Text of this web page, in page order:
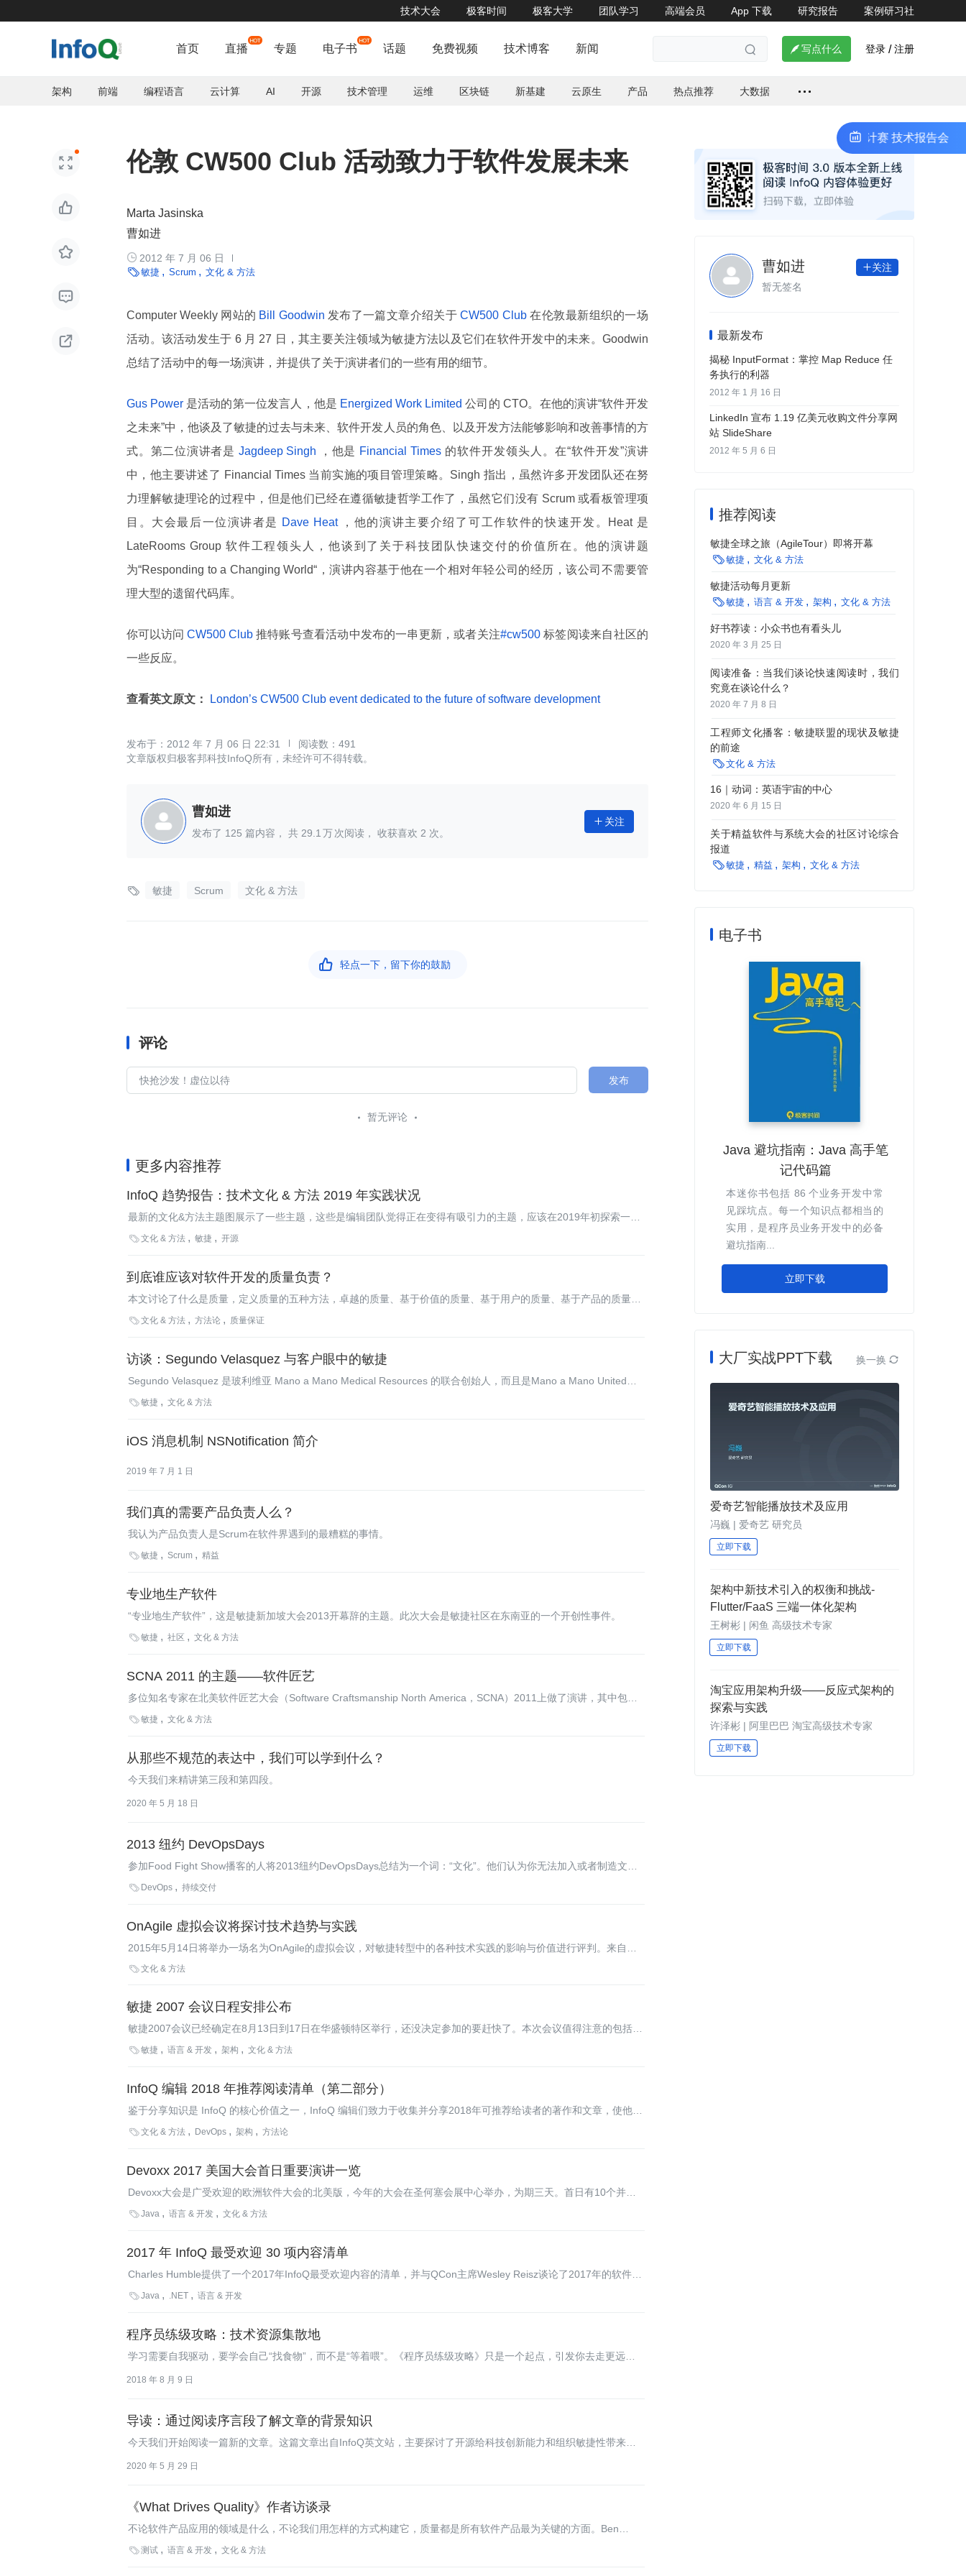
技术大会 极客时间 极客大学 团队学习 高端会员 App 下载 研究报告 案例研习社
首页 直播 专题 电子书 话题 免费视频 技术博客 新闻   写点什么 登录 / 注册
架构 前端 编程语言 云计算 AI 开源 技术管理 运维 区块链 新基建 云原生 产品 热点推荐 大数据





伦敦 CW500 Club 活动致力于软件发展未来
Marta Jasinska
曹如进
 2012 年 7 月 06 日
敏捷 Scrum 文化 & 方法
Computer Weekly 网站的 Bill Goodwin 发布了一篇文章介绍关于 CW500 Club 在伦敦最新组织的一场
活动。该活动发生于 6 月 27 日，其主要关注领域为敏捷方法以及它们在软件开发中的未来。Goodwin
总结了活动中的每一场演讲，并提供了关于演讲者们的一些有用的细节。
Gus Power 是活动的第一位发言人，他是 Energized Work Limited 公司的 CTO。在他的演讲“软件开发
之未来”中，他谈及了敏捷的过去与未来、软件开发人员的角色、以及开发方法能够影响和改善事情的方
式。第二位演讲者是 Jagdeep Singh ，他是 Financial Times 的软件开发领头人。在“软件开发”演讲
中，他主要讲述了 Financial Times 当前实施的项目管理策略。Singh 指出，虽然许多开发团队还在努
力理解敏捷理论的过程中，但是他们已经在遵循敏捷哲学工作了，虽然它们没有 Scrum 或看板管理项
目。大会最后一位演讲者是 Dave Heat
，他的演讲主要介绍了可工作软件的快速开发。Heat 是
LateRooms Group 软件工程领头人，他谈到了关于科技团队快速交付的价值所在。他的演讲题
为“Responding to a Changing World“，演讲内容基于他在一个相对年轻公司的经历，该公司不需要管
理大型的遗留代码库。
你可以访问 CW500 Club 推特账号查看活动中发布的一串更新，或者关注#cw500 标签阅读来自社区的
一些反应。
查看英文原文： London’s CW500 Club event dedicated to the future of software development
2012 年 7 月 06 日 22:31
491
文章版权归极客邦科技InfoQ所有，未经许可不得转载。
曹如进
发布了 125 篇内容， 共 29.1 次阅读， 收获喜欢 2 次。
 关注
 敏捷 Scrum 文化 & 方法
 轻点一下，留下你的鼓励
评论
发布
暂无评论
更多内容推荐
InfoQ 趋势报告：技术文化 & 方法 2019 年实践状况
最新的文化&方法主题图展示了一些主题，这些是编辑团队觉得正在变得有吸引力的主题，应该在2019年初探索一
下。
文化 & 方法 敏捷 开源
到底谁应该对软件开发的质量负责？
本文讨论了什么是质量，定义质量的五种方法，卓越的质量、基于价值的质量、基于用户的质量、基于产品的质量、
基于制造的质量，并讨论了整个团队都应该对质量负责。许多团队都在质量和时间之间做权衡，如果你们一开始认为
文化 & 方法 方法论 质量保证
访谈：Segundo Velasquez 与客户眼中的敏捷
Segundo Velasquez 是玻利维亚 Mano a Mano Medical Resources 的联合创始人，而且是Mano a Mano United
States的总裁。Mano a Mano是一个慈善组织，为玻利维亚饱受贫困之苦的乡村地区开发了许多项目。
敏捷 文化 & 方法
iOS 消息机制 NSNotification 简介
2019 年 7 月 1 日
我们真的需要产品负责人么？
我认为产品负责人是Scrum在软件界遇到的最糟糕的事情。
敏捷 Scrum 精益
专业地生产软件
“专业地生产软件”，这是敏捷新加坡大会2013开幕辞的主题。此次大会是敏捷社区在东南亚的一个开创性事件。
敏捷 社区 文化 & 方法
SCNA 2011 的主题——软件匠艺
多位知名专家在北美软件匠艺大会（Software Craftsmanship North America，SCNA）2011上做了演讲，其中包括
Corey Haines、Chad Fowlers、Bob大叔、Michael Feathers等等。我们对会议上提出的观点以及参与者分享的内容
敏捷 文化 & 方法
从那些不规范的表达中，我们可以学到什么？
今天我们来精讲第三段和第四段。
2020 年 5 月 18 日
2013 纽约 DevOpsDays
参加Food Fight Show播客的人将2013纽约DevOpsDays总结为一个词：“文化”。他们认为你无法加入或者制造文
化，因为文化取决于人们的特征。如果你的团队成员对整体负责、端到端的看待问题，他们就有可能构建Devops文
 DevOps 持续交付
OnAgile 虚拟会议将探讨技术趋势与实践
2015年5月14日将举办一场名为OnAgile的虚拟会议，对敏捷转型中的各种技术实践的影响与价值进行评判。来自于
各行业的演讲者将探索多个方面的主题，内容涵盖微服务、持续交付、函数式编程、探索性测试以及软件工艺等等。
文化 & 方法
敏捷 2007 会议日程安排公布
敏捷2007会议已经确定在8月13日到17日在华盛顿特区举行，还没决定参加的要赶快了。本次会议值得注意的包括
Erich Gamma的《Eclipse如何将敏捷扩大到全球化分布的团队》的主题演讲，ALPN的领导能力专题讨论，全新的敏
敏捷 语言 & 开发 架构 文化 & 方法
InfoQ 编辑 2018 年推荐阅读清单（第二部分）
鉴于分享知识是 InfoQ 的核心价值之一，InfoQ 编辑们致力于收集并分享2018年可推荐给读者的著作和文章，使他人
可从中受益。在本系列文章的第二部分，我们将分享最后一批推荐阅读清单。
文化 & 方法 DevOps 架构 方法论
Devoxx 2017 美国大会首日重要演讲一览
Devoxx大会是广受欢迎的欧洲软件大会的北美版，今年的大会在圣何塞会展中心举办，为期三天。首日有10个并行
进行的分会场，约有43位演讲者做了报告，大约750名开发人员参加。本文概述了首日的重要演讲。
Java 语言 & 开发 文化 & 方法
2017 年 InfoQ 最受欢迎 30 项内容清单
Charles Humble提供了一个2017年InfoQ最受欢迎内容的清单，并与QCon主席Wesley Reisz谈论了2017年的软件进
展以及未来12个月的发展形势。
Java .NET 语言 & 开发
程序员练级攻略：技术资源集散地
学习需要自我驱动，要学会自己“找食物”，而不是“等着喂”。《程序员练级攻略》只是一个起点，引发你去走更远的
2018 年 8 月 9 日
导读：通过阅读序言段了解文章的背景知识
今天我们开始阅读一篇新的文章。这篇文章出自InfoQ英文站，主要探讨了开源给科技创新能力和组织敏捷性带来的
2020 年 5 月 29 日
《What Drives Quality》作者访谈录
不论软件产品应用的领域是什么，不论我们用怎样的方式构建它，质量都是所有软件产品最为关键的方面。Ben
Linders发布了一本新书，名为《What Drives Quality》，他在书中提供了具体的例子和可执行的建议，帮助我们甄别
测试 语言 & 开发 文化 & 方法
曹如进 关注
暂无签名
最新发布
揭秘 InputFormat：掌控 Map Reduce 任
务执行的利器
2012 年 1 月 16 日
LinkedIn 宣布 1.19 亿美元收购文件分享网
站 SlideShare
2012 年 5 月 6 日
推荐阅读
敏捷全球之旅（AgileTour）即将开幕
敏捷 文化 & 方法
敏捷活动每月更新
敏捷 语言 & 开发 架构 文化 & 方法
好书荐读：小众书也有看头儿
2020 年 3 月 25 日
阅读准备：当我们谈论快速阅读时，我们
究竟在谈论什么？
2020 年 7 月 8 日
工程师文化播客：敏捷联盟的现状及敏捷
的前途
文化 & 方法
16｜动词：英语宇宙的中心
2020 年 6 月 15 日
关于精益软件与系统大会的社区讨论综合
报道
敏捷 精益 架构 文化 & 方法
电子书
Java 避坑指南：Java 高手笔
记代码篇
本迷你书包括 86 个业务开发中常
见踩坑点。每一个知识点都相当的
实用，是程序员业务开发中的必备
避坑指南...
立即下载
大厂实战PPT下载 换一换 
爱奇艺智能播放技术及应用
冯巍 | 爱奇艺 研究员
立即下载
架构中新技术引入的权衡和挑战-
Flutter/FaaS 三端一体化架构
王树彬 | 闲鱼 高级技术专家
立即下载
淘宝应用架构升级——反应式架构的
探索与实践
许泽彬 | 阿里巴巴 淘宝高级技术专家
立即下载
2021年全国大学生计算机系统能力大赛操作系统设计赛 技术报告会 2021